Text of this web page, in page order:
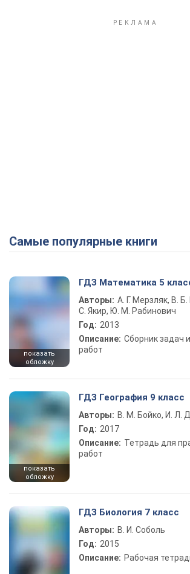
Самые популярные книги
показать
обложку
ГДЗ Математика 5
Авторы: А. Г. Мерзляк, В.
С. Якир, Ю. М. Рабинович
Год: 2013
Описание: Сборник задач
работ
показать
обложку
ГДЗ География 9 класс
Авторы: В. М. Бойко, И. Л.
Год: 2017
Описание: Тетрадь для
работ
ГДЗ Биология 7 класс
Авторы: В. И. Соболь
Год: 2015
Описание: Рабочая